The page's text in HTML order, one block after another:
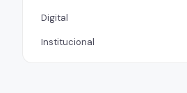
Digital
Institucional